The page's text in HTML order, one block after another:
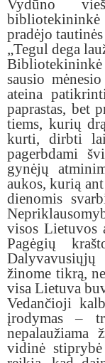
Vydūno
pradėjo
„Tegul dega
Bibliotekininkė
sausio
ateina
paprastas, bet
tiems, kurių
kurti, dirbti
pagerbdami
gynėjų
aukos, kurią
dienomis
visos Lietuvos
Pagėgių
žinome tikrą,
visa Lietuva
Vedančioji
įrodymas–
vidinė